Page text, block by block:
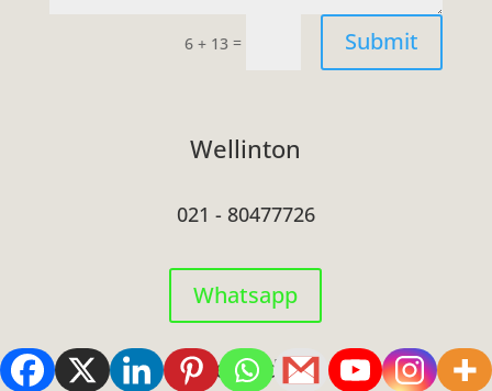
6 + 13 = Submit
Wellinton
021 - 80477726
Whatsapp
Renaldy